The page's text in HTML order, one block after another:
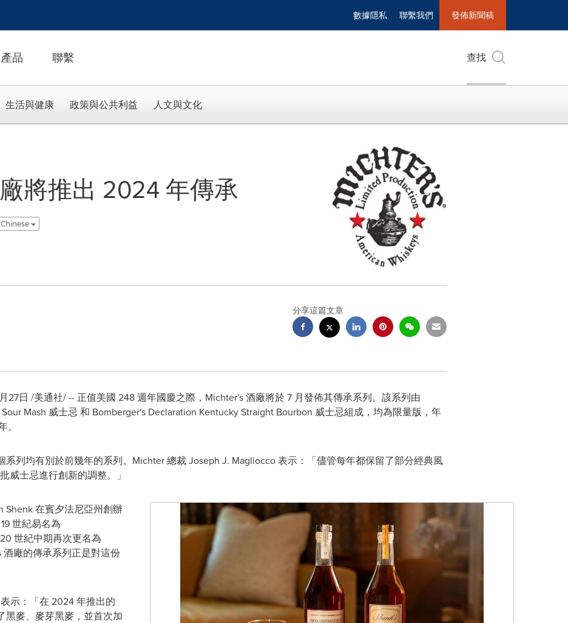
數據隱私 聯繫我們 發佈新聞稿
產品 聯繫 查找
生活與健康 政策與公共利益 人文與文化
將推出 2024 年傳承
分享這篇文章
27日 /美通社/ -- 正值美國 248 週年國慶之際，Michter's 酒廠將於 7 月發佈其傳承系列。該系列由
Mash 威士忌 和 Bomberger's Declaration Kentucky Straight Bourbon 威士忌組成，均為限量版，年
系列均有別於前幾年的系列。Michter 總裁Joseph J. Magliocco表示：「儘管每年都保留了部分經典風
威士忌進行創新的調整。」
Shenk在賓夕法尼亞州創辦
世紀易名為
世紀中期再次更名為
酒廠的傳承系列正是對這份
示：「在 2024 年推出的
黑麥、麥芽黑麥，並首次加